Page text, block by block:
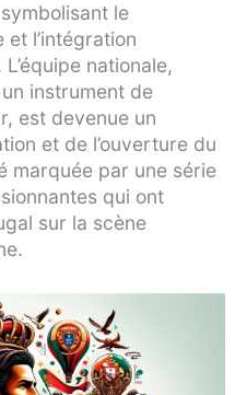
le
l’intégration
nationale,
instrument de
est devenue un
et de l’ouverture du
marquée par une série
qui ont
sur la scène